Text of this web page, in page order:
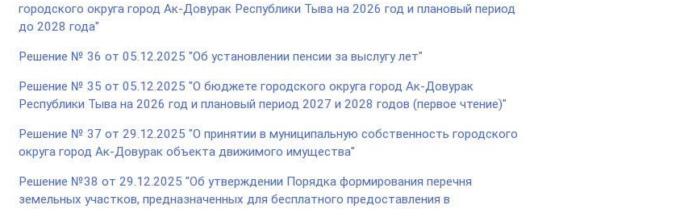
городского округа город Ак-Довурак Республики Тыва на 2026 год и плановый период
до 2028 года"
Решение № 36 от 05.12.2025 "Об установлении пенсии за выслугу лет"
Решение № 35 от 05.12.2025 "О бюджете городского округа город Ак-Довурак
Республики Тыва на 2026 год и плановый период 2027 и 2028 годов (первое чтение)"
Решение № 37 от 29.12.2025 "О принятии в муниципальную собственность городского
округа город Ак-Довурак объекта движимого имущества"
Решение №38 от 29.12.2025 "Об утверждении Порядка формирования перечня
земельных участков, предназначенных для бесплатного предоставления в